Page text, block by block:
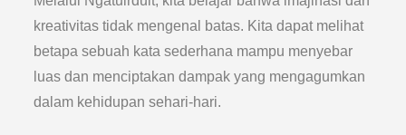
kreativitas tidak mengenal batas. Kita dapat melihat
betapa sebuah kata sederhana mampu menyebar
luas dan menciptakan dampak yang mengagumkan
dalam kehidupan sehari-hari.